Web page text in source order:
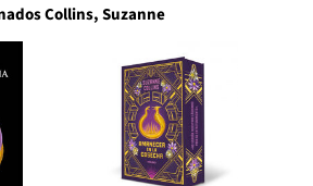
Collins, Suzanne